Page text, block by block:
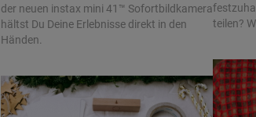
der neuen instax mini 41™ Sofortbildkamera
hältst Du Deine Erlebnisse direkt in den
Händen.
teilen?